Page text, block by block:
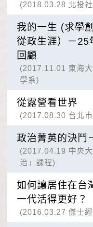
(2018.03.28 北投
我的一生 (求學
從政生涯）－25
回顧
(2017.11.01 東海
學系)
從露營看世界
(2017.08.30 台北
政治菁英的決鬥
(2017.04.19 中央
治」課程)
如何讓居住在台
一代活得更好？
(2016.03.27 傑士